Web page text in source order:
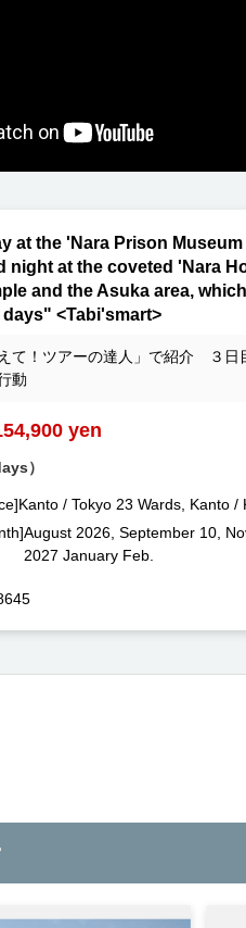
at the 'Nara Prison
night at the coveted 'Nara
and the Asuka area,
<Tabi'smart>
て！ツアーの達人」で紹介 ３日
動
yen
）
Kanto / Tokyo 23 Wards, Kanto
August 2026, September 10,
2027 January Feb.